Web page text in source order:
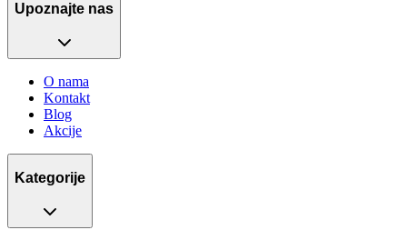
Upoznajte nas
O nama
Kontakt
Blog
Akcije
Kategorije